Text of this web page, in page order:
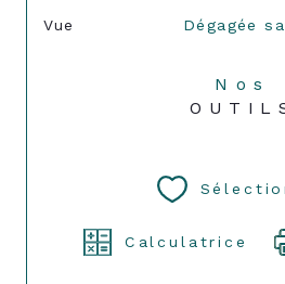
Vue Dégagée
Nos
Calculatrice